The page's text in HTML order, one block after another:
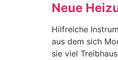
Neue
Hilfreiche
aus dem sich
sie viel